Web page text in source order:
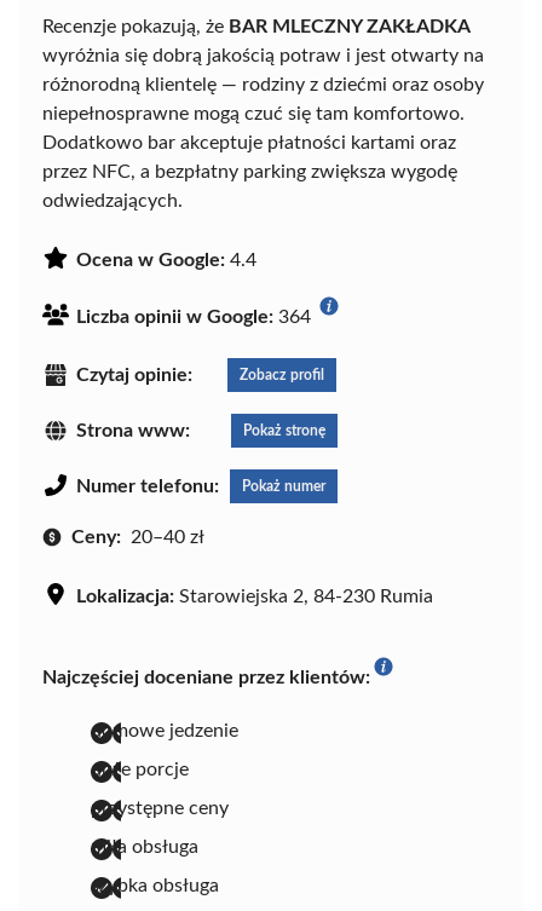
Recenzje pokazują, że BAR MLECZNY ZAKŁADKA
wyróżnia się dobrą jakością potraw i jest otwarty na
różnorodną klientelę — rodziny z dziećmi oraz osoby
niepełnosprawne mogą czuć się tam komfortowo.
Dodatkowo bar akceptuje płatności kartami oraz
przez NFC, a bezpłatny parking zwiększa wygodę
odwiedzających.
Ocena w Google: 4.4
Liczba opinii w Google: 364
Czytaj opinie: Zobacz profil
Strona www: Pokaż stronę
Numer telefonu: Pokaż numer
Ceny: 20–40 zł
Lokalizacja: Starowiejska 2, 84-230 Rumia
Najczęściej doceniane przez klientów:
domowe jedzenie
duże porcje
przystępne ceny
miła obsługa
szybka obsługa